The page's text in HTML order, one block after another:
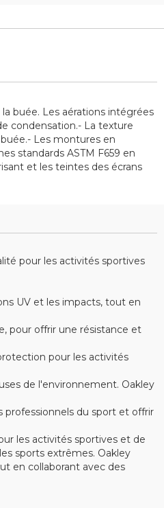
buée. Les aérations intégrées
condensation.- La texture
Les montures en
standards ASTM F659 en
et les teintes des écrans
pour les activités sportives
UV et les impacts, tout en
pour offrir une résistance et
pour les activités
de l'environnement. Oakley
professionnels du sport et offrir
les activités sportives et de
sports extrêmes. Oakley
en collaborant avec des